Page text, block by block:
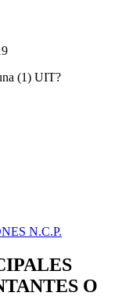
(1) UIT?
N.C.P.
O